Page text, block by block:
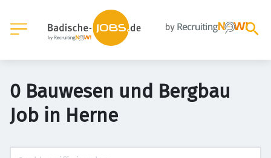
0 Bauwesen und Bergbau
Job in Herne